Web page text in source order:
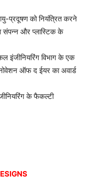
प्रदूषण को नियंत्रित करने
और प्लास्टिक के
इंजीनियरिंग विभाग के एक
ऑफ द ईयर का अवार्ड
के फैकल्टी